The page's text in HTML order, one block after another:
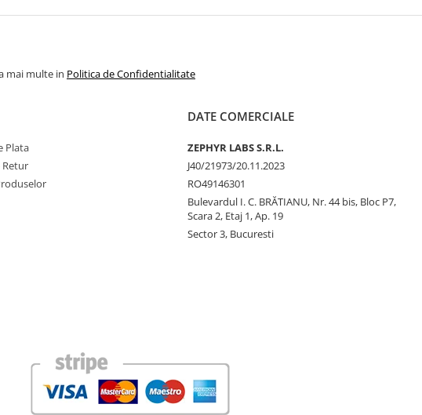
mai multe in Politica de Confidentialitate
Plata
Retur
DATE COMERCIALE
ZEPHYR LABS S.R.L.
J40/21973/20.11.2023
RO49146301
Bulevardul I. C. BRĂTIANU, Nr. 44 bis, Bloc P7,
Scara 2, Etaj 1, Ap. 19
Sector 3, Bucuresti